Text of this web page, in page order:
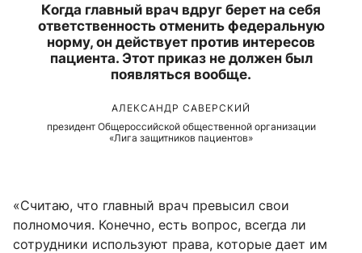
Когда главный врач вдруг берет на себя
ответственность отменить федеральную
норму, он действует против интересов
пациента. Этот приказ не должен был
появляться вообще.
АЛЕКСАНДР САВЕРСКИЙ
президент Общероссийской общественной организации
«Лига защитников пациентов»
«Считаю, что главный врач превысил свои
полномочия. Конечно, есть вопрос, всегда ли
сотрудники используют права, которые дает им